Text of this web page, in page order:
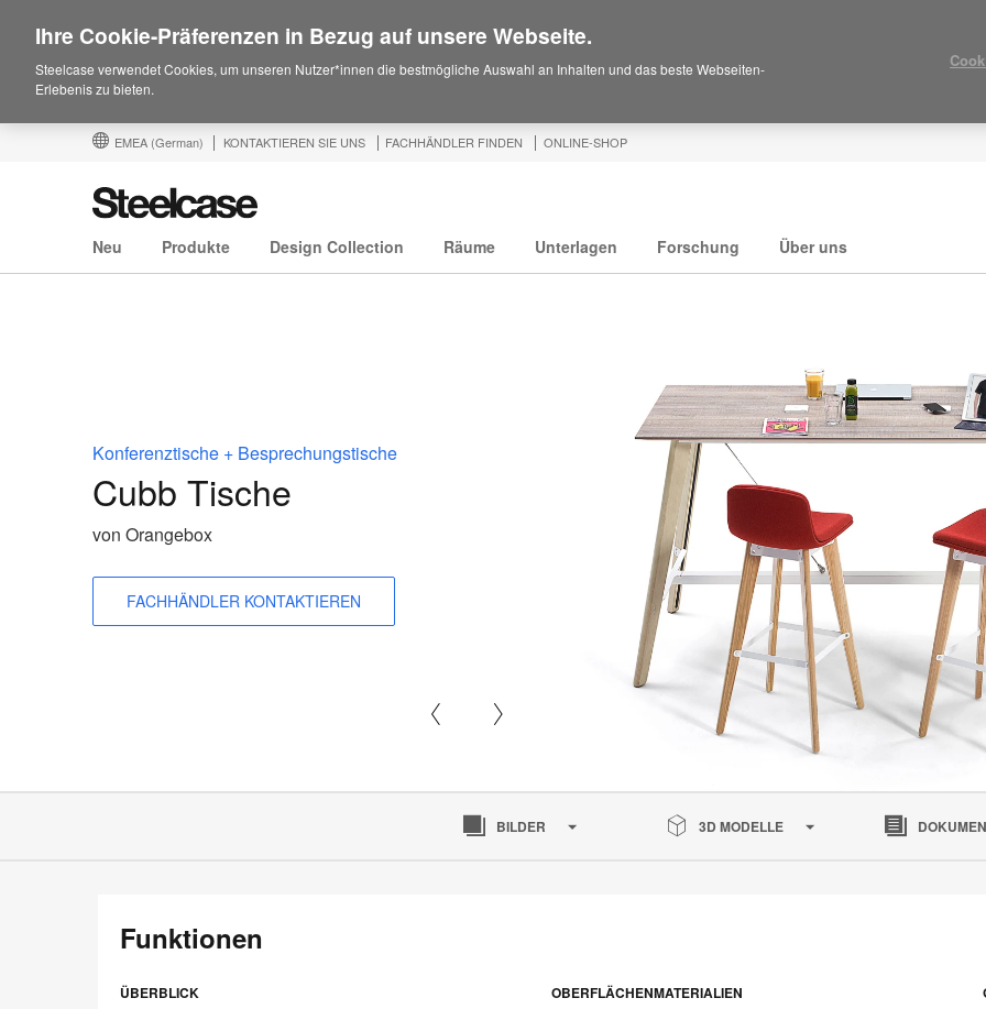
EMEA (German) KONTAKTIEREN SIE UNS FACHHÄNDLER FINDEN ONLINE-SHOP
Neu Produkte Design Collection Räume Unterlagen Forschung Über uns
Konferenztische + Besprechungstische
Cubb Tische
von Orangebox
FACHHÄNDLER KONTAKTIEREN
BILDER 3D MODELLE
Funktionen
ÜBERBLICK OBERFLÄCHENMATERIALIEN
Ihre Cookie-Präferenzen in Bezug auf unsere Webseite.
Steelcase verwendet Cookies, um unseren Nutzer*innen die bestmögliche Auswahl an Inhalten und das beste Webseiten-
Erlebenis zu bieten.